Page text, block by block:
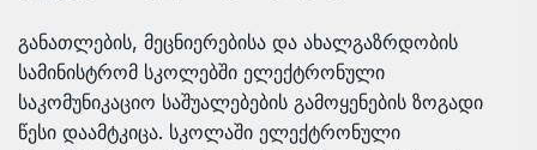
განათლების, მეცნიერებისა და ახალგაზრდობის
სამინისტრომ სკოლებში ელექტრონული
საკომუნიკაციო საშუალებების გამოყენების ზოგადი
წესი დაამტკიცა. სკოლაში ელექტრონული